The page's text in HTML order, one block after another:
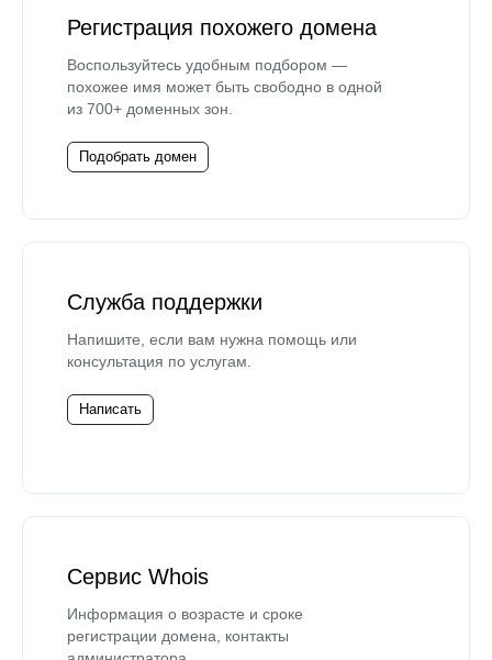
Регистрация похожего домена
Воспользуйтесь удобным подбором —
похожее имя может быть свободно в одной
из 700+ доменных зон.
Подобрать домен
Служба поддержки
Напишите, если вам нужна помощь или
консультация по услугам.
Написать
Сервис Whois
Информация о возрасте и сроке
регистрации домена, контакты